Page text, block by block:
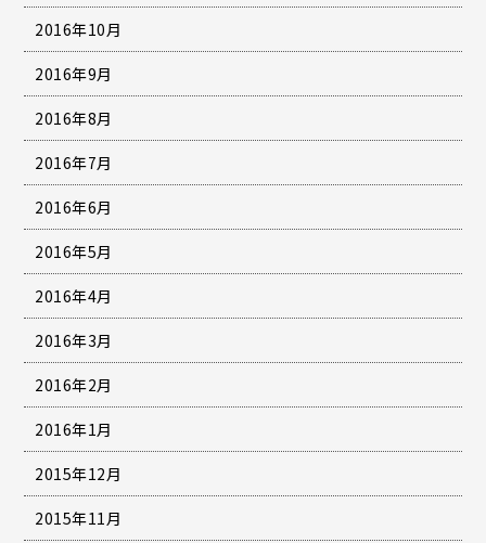
2016年10月
2016年9月
2016年8月
2016年7月
2016年6月
2016年5月
2016年4月
2016年3月
2016年2月
2016年1月
2015年12月
2015年11月